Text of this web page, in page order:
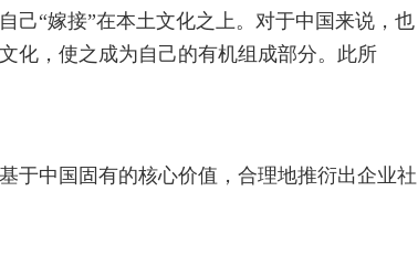
己“嫁接”在本土文化之上。对于中国来说，也
化，使之成为自己的有机组成部分。此所
于中国固有的核心价值，合理地推衍出企业社